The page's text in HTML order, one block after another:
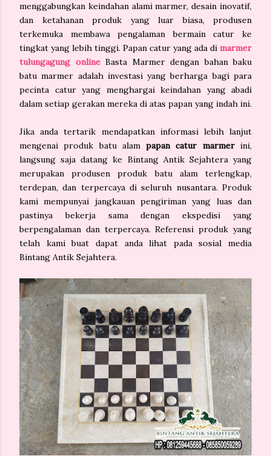
menggabungkan keindahan alami marmer, desain inovatif,
dan ketahanan produk yang luar biasa, produsen
terkemuka membawa pengalaman bermain catur ke
tingkat yang lebih tinggi. Papan catur yang ada di marmer
tulungagung onlineBasta Marmer dengan bahan baku
batu marmer adalah investasi yang berharga bagi para
pecinta catur yang menghargai keindahan yang abadi
dalam setiap gerakan mereka di atas papan yang indah ini.
Jika anda tertarik mendapatkan informasi lebih lanjut
mengenai produk batu alampapan catur marmerini,
langsung saja datang ke Bintang Antik Sejahtera yang
merupakan produsen produk batu alam terlengkap,
terdepan, dan terpercaya di seluruh nusantara. Produk
kami mempunyai jangkauan pengiriman yang luas dan
pastinya bekerja sama dengan ekspedisi yang
berpengalaman dan terpercaya. Referensi produk yang
telah kami buat dapat anda lihat pada sosial media
Bintang Antik Sejahtera.